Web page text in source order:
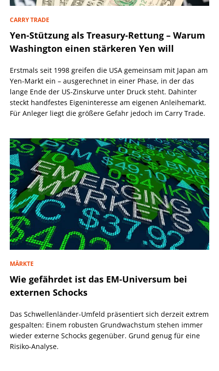
CARRY TRADE
Yen-Stützung als Treasury-Rettung – Warum
Washington einen stärkeren Yen will
Erstmals seit 1998 greifen die USA gemeinsam mit Japan am
Yen-Markt ein – ausgerechnet in einer Phase, in der das
lange Ende der US-Zinskurve unter Druck steht. Dahinter
steckt handfestes Eigeninteresse am eigenen Anleihemarkt.
Für Anleger liegt die größere Gefahr jedoch im Carry Trade.
MÄRKTE
Wie gefährdet ist das EM-Universum bei
externen Schocks
Das Schwellenländer-Umfeld präsentiert sich derzeit extrem
gespalten: Einem robusten Grundwachstum stehen immer
wieder externe Schocks gegenüber. Grund genug für eine
Risiko-Analyse.